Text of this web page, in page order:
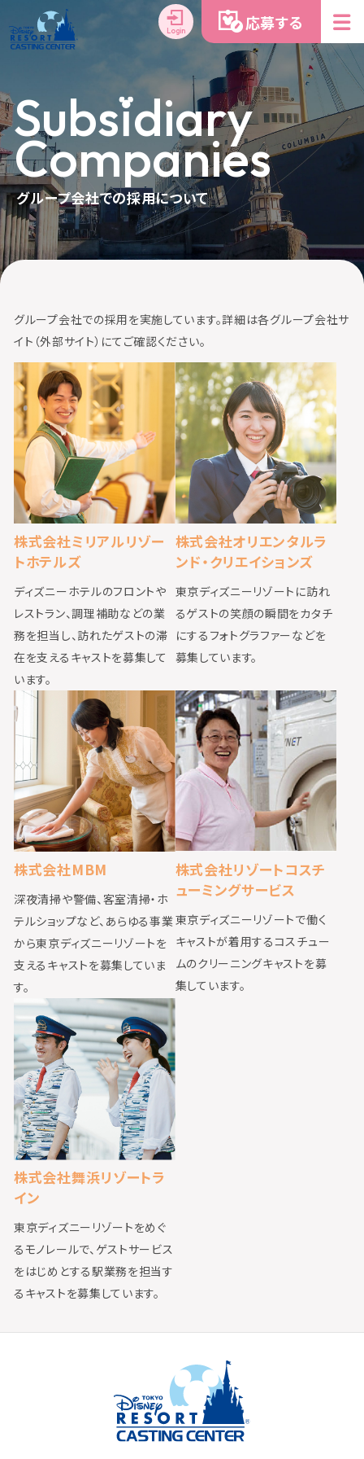
Login 応募する
Subsidiary
Companies
グループ会社での採用について
グループ会社での採用を実施しています。詳細は各グループ会社サ
イト（外部サイト）にてご確認ください。
株式会社ミリアルリゾー
トホテルズ
ディズニーホテルのフロントや
レストラン、調理補助などの業
務を担当し、訪れたゲストの滞
在を支えるキャストを募集して
います。
株式会社オリエンタルラ
ンド・クリエイションズ
東京ディズニーリゾートに訪れ
るゲストの笑顔の瞬間をカタチ
にするフォトグラファーなどを
募集しています。
株式会社MBM
深夜清掃や警備、客室清掃・ホ
テルショップなど、あらゆる事業
から東京ディズニーリゾートを
支えるキャストを募集していま
す。
株式会社リゾートコスチ
ューミングサービス
東京ディズニーリゾートで働く
キャストが着用するコスチュー
ムのクリーニングキャストを募
集しています。
株式会社舞浜リゾートラ
イン
東京ディズニーリゾートをめぐ
るモノレールで、ゲストサービス
をはじめとする駅業務を担当す
るキャストを募集しています。